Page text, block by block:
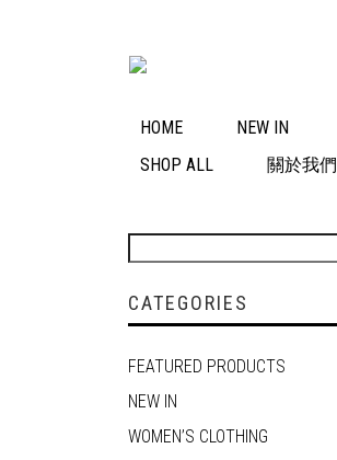
HOME NEW IN
SHOP ALL
關於我們
CATEGORIES
FEATURED PRODUCTS
NEW IN
WOMEN’S CLOTHING